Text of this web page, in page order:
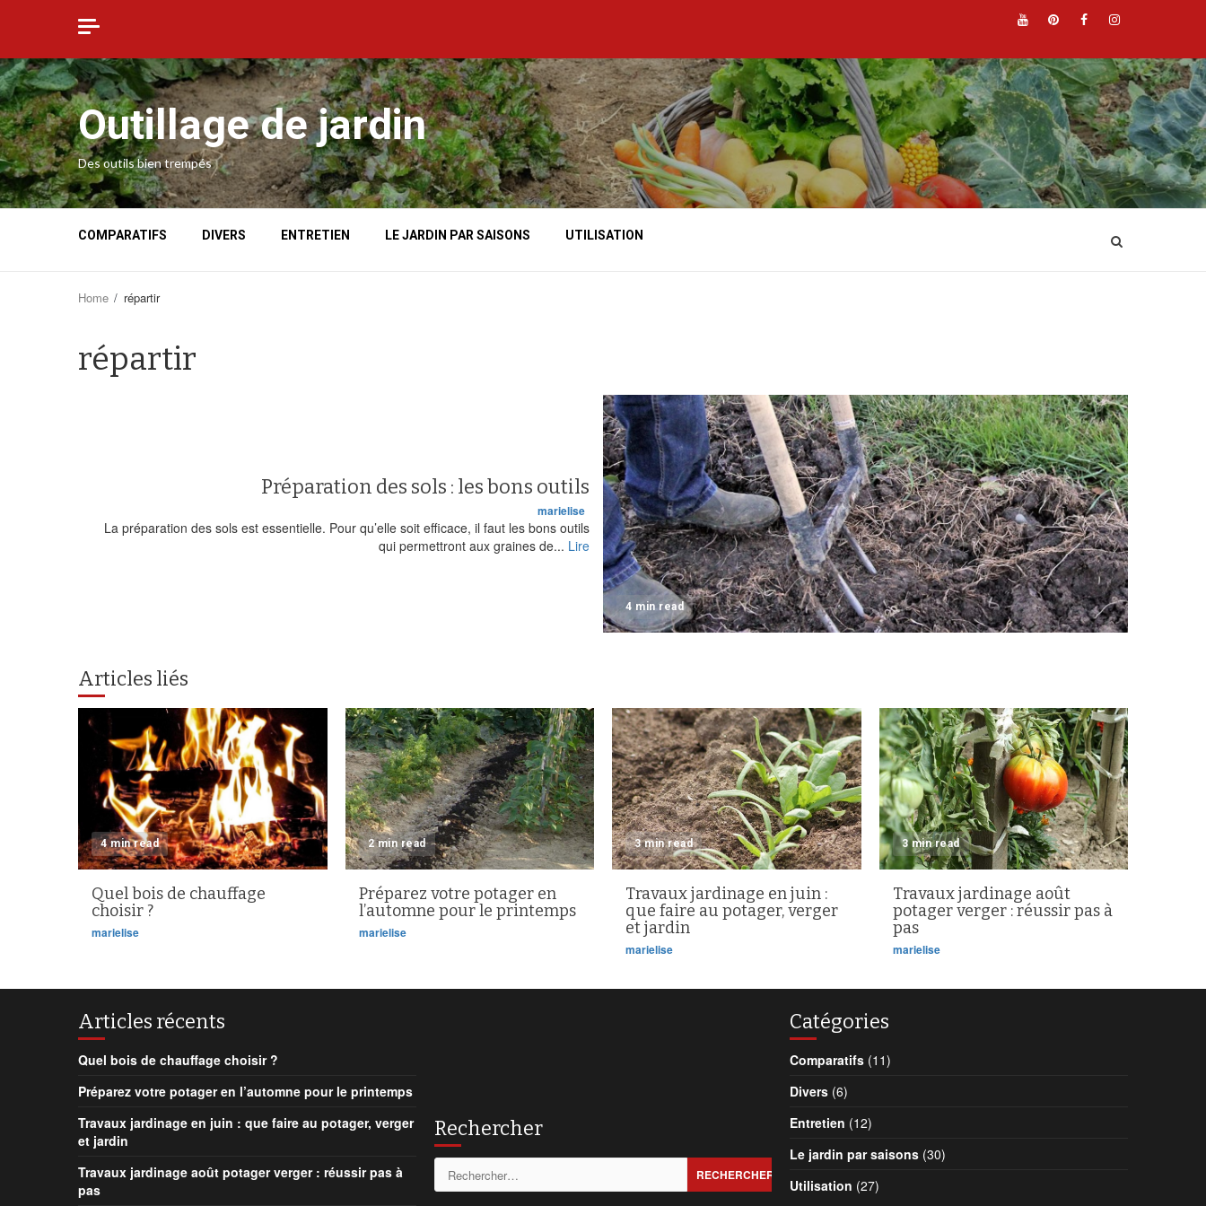
YouTube
Pinterest
Facebook
Outillage de jardin
Des outils bien trempés
COMPARATIFS DIVERS ENTRETIEN LE JARDIN PAR SAISONS UTILISATION
Home répartir
répartir
4 min read
Préparation des sols : les bons outils
marielise
La préparation des sols est essentielle. Pour qu’elle soit efficace, il faut les bons outils
qui permettront aux graines de... Lire
Articles liés
4 min read
Quel bois de chauffage
choisir ?
marielise
2 min read
Préparez votre potager en
l’automne pour le printemps
marielise
3 min read
Travaux jardinage en juin :
que faire au potager, verger
et jardin
marielise
3 min read
Travaux jardinage août
potager verger : réussir pas à
pas
marielise
Articles récents
Quel bois de chauffage choisir ?
Préparez votre potager en l’automne pour le printemps
Travaux jardinage en juin : que faire au potager, verger
et jardin
Travaux jardinage août potager verger : réussir pas à
pas
Rechercher
Catégories
Comparatifs (11)
Divers (6)
Entretien (12)
Le jardin par saisons (30)
Utilisation (27)